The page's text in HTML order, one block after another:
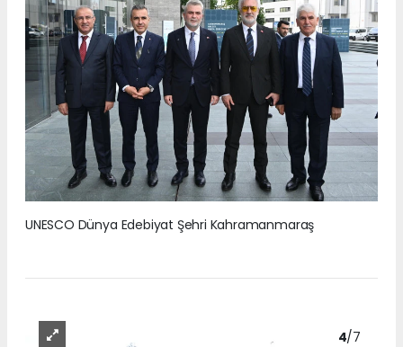
UNESCO Dünya Edebiyat Şehri Kahramanmaraş
4/7